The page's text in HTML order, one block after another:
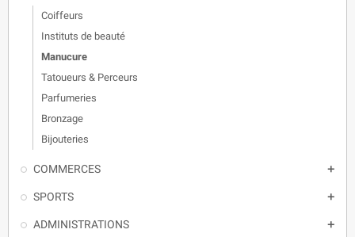
Coiffeurs
Instituts de beauté
Manucure
Tatoueurs & Perceurs
Parfumeries
Bronzage
Bijouteries
COMMERCES 
SPORTS 
ADMINISTRATIONS 